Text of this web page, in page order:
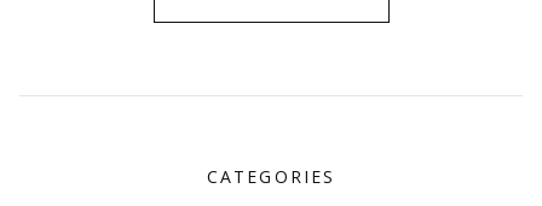
CATEGORIES